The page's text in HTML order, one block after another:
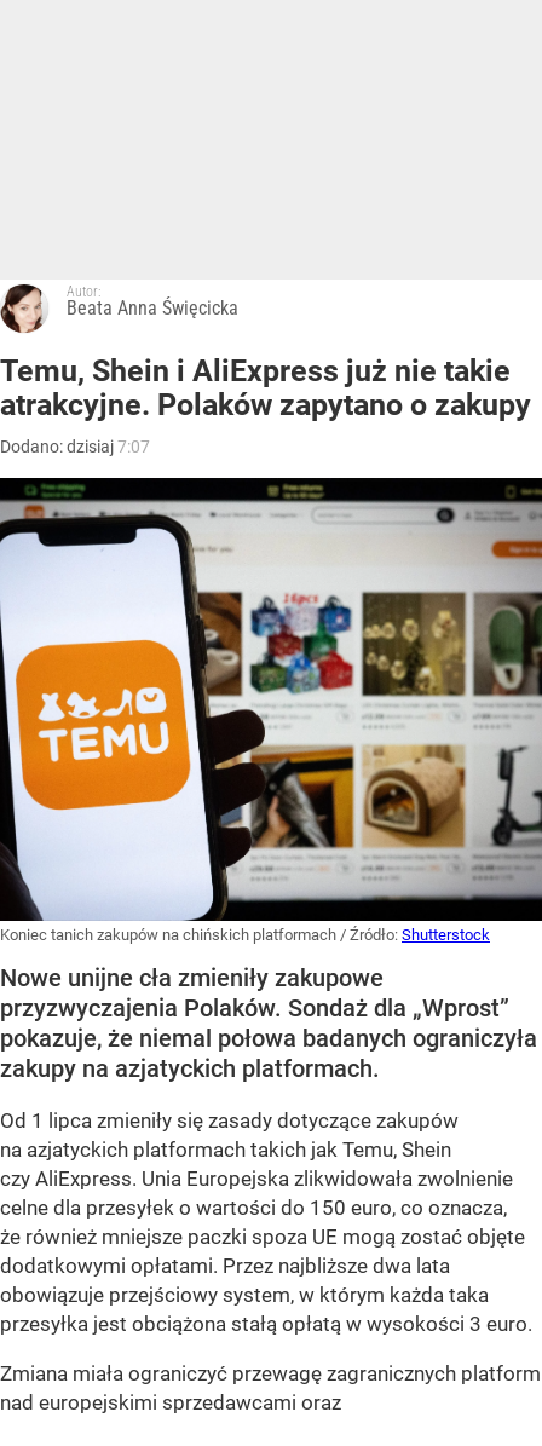
Autor:
Beata Anna Święcicka
Temu, Shein i AliExpress już nie takie
atrakcyjne. Polaków zapytano o zakupy
Dodano:dzisiaj7:07
Koniec tanich zakupów na chińskich platformach / Źródło: Shutterstock
Nowe unijne cła zmieniły zakupowe
przyzwyczajenia Polaków. Sondaż dla „Wprost”
pokazuje, że niemal połowa badanych ograniczyła
zakupy na azjatyckich platformach.
Od 1 lipca zmieniły się zasady dotyczące zakupów
na azjatyckich platformach takich jak Temu, Shein
czy AliExpress. Unia Europejska zlikwidowała zwolnienie
celne dla przesyłek o wartości do 150 euro, co oznacza,
że również mniejsze paczki spoza UE mogą zostać objęte
dodatkowymi opłatami. Przez najbliższe dwa lata
obowiązuje przejściowy system, w którym każda taka
przesyłka jest obciążona stałą opłatą w wysokości 3 euro.
Zmiana miała ograniczyć przewagę zagranicznych platform
nad europejskimi sprzedawcami oraz